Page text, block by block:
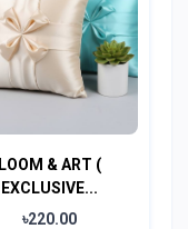
LOOM & ART (
EXCLUSIVE...
৳220.00